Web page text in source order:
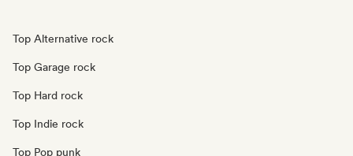
Top Alternative rock
Top Garage rock
Top Hard rock
Top Indie rock
Top Pop punk